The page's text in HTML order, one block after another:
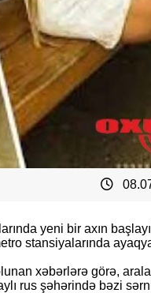
yeni bir axın
stansiyalarında
xəbərlərə görə,
rus şəhərində bəzi